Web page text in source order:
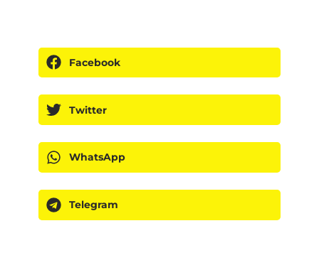
Facebook
Twitter
WhatsApp
Telegram